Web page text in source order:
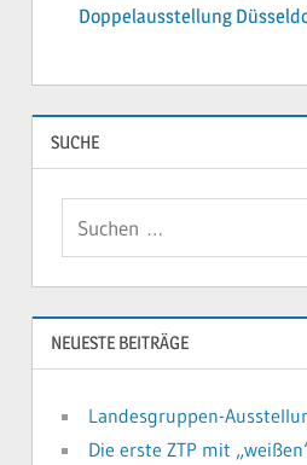
Doppelausstellung
SUCHE
NEUESTE BEITRÄGE
Landesgruppen-
Die erste ZTP mit